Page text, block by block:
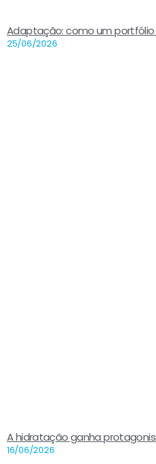
Adaptação: como um portfólio
25/06/2026
A hidratação ganha
16/06/2026